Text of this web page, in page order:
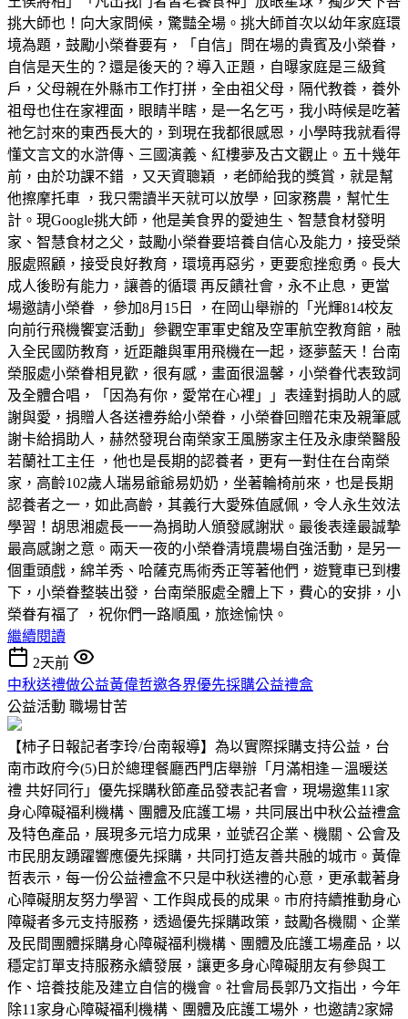
挑大師也！向大家問候，驚豔全場。挑大師首次以幼年家庭環
境為題，鼓勵小榮眷要有，「自信」問在場的貴賓及小榮眷，
自信是天生的？還是後天的？導入正題，自曝家庭是三級貧
戶，父母親在外縣市工作打拼，全由祖父母，隔代教養，養外
祖母也住在家裡面，眼睛半瞎，是一名乞丐，我小時候是吃著
祂乞討來的東西長大的，到現在我都很感恩，小學時我就看得
懂文言文的水滸傳、三國演義、紅樓夢及古文觀止。五十幾年
前，由於功課不錯 ，又天資聰穎 ，老師給我的獎賞，就是幫
他擦摩托車 ，我只需讀半天就可以放學，回家務農，幫忙生
計。現Google挑大師，他是美食界的愛迪生、智慧食材發明
家、智慧食材之父，鼓勵小榮眷要培養自信心及能力，接受榮
服處照顧，接受良好教育，環境再惡劣，更要愈挫愈勇。長大
成人後盼有能力，讓善的循環 再反饋社會，永不止息，更當
場邀請小榮眷 ，參加8月15日 ，在岡山舉辦的「光輝814校友
向前行飛機饗宴活動」參觀空軍軍史舘及空軍航空教育館，融
入全民國防教育，近距離與軍用飛機在一起，逐夢藍天！台南
榮服處小榮眷相見歡，很有感，畫面很溫馨，小榮眷代表致詞
及全體合唱，「因為有你，愛常在心裡」」表達對捐助人的感
謝與愛，捐贈人各送禮券給小榮眷，小榮眷回贈花束及親筆感
謝卡給捐助人，赫然發現台南榮家王風勝家主任及永康榮醫殷
若蘭社工主任 ，他也是長期的認養者，更有一對住在台南榮
家，高齡102歲人瑞易爺爺易奶奶，坐著輪椅前來，也是長期
認養者之一，如此高齡，其義行大愛殊值感佩，令人永生效法
學習！胡思湘處長一一為捐助人頒發感謝狀。最後表達最誠摯
最高感謝之意。兩天一夜的小榮眷清境農場自強活動，是另一
個重頭戲，綿羊秀、哈薩克馬術秀正等著他們，遊覽車已到樓
下，小榮眷整裝出發，台南榮服處全體上下，費心的安排，小
榮眷有福了 ，祝你們一路順風，旅途愉快。
繼續閱讀
2天前
中秋送禮做公益黃偉哲邀各界優先採購公益禮盒
公益活動 職場甘苦
【柿子日報記者李玲/台南報導】為以實際採購支持公益，台
南市政府今(5)日於總理餐廳西門店舉辦「月滿相逢－溫暖送
禮 共好同行」優先採購秋節產品發表記者會，現場邀集11家
身心障礙福利機構、團體及庇護工場，共同展出中秋公益禮盒
及特色產品，展現多元培力成果，並號召企業、機關、公會及
市民朋友踴躍響應優先採購，共同打造友善共融的城市。黃偉
哲表示，每一份公益禮盒不只是中秋送禮的心意，更承載著身
心障礙朋友努力學習、工作與成長的成果。市府持續推動身心
障礙者多元支持服務，透過優先採購政策，鼓勵各機關、企業
及民間團體採購身心障礙福利機構、團體及庇護工場產品，以
穩定訂單支持服務永續發展，讓更多身心障礙朋友有參與工
作、培養技能及建立自信的機會。社會局長郭乃文指出，今年
除11家身心障礙福利機構、團體及庇護工場外，也邀請2家婦